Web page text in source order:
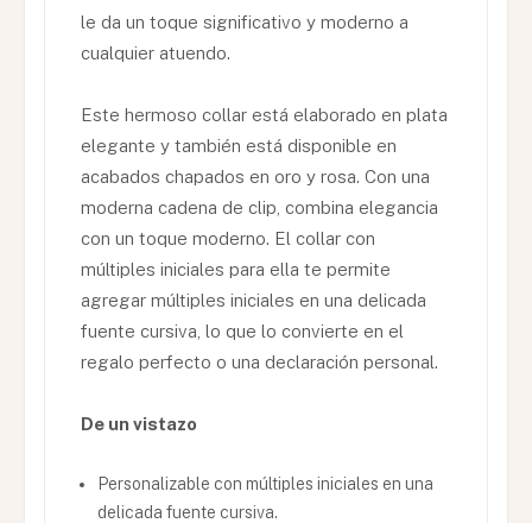
le da un toque significativo y moderno a
cualquier atuendo.
Este hermoso collar está elaborado en plata
elegante y también está disponible en
acabados chapados en oro y rosa. Con una
moderna cadena de clip, combina elegancia
con un toque moderno. El collar con
múltiples iniciales para ella te permite
agregar múltiples iniciales en una delicada
fuente cursiva, lo que lo convierte en el
regalo perfecto o una declaración personal.
De un vistazo
Personalizable con múltiples iniciales en una
delicada fuente cursiva.